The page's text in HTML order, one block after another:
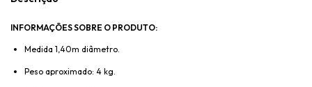
INFORMAÇÕES SOBRE O PRODUTO:
Medida 1,40m diâmetro.
Peso aproximado: 4 kg.